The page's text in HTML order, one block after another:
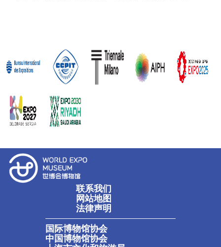
联系我们
网站地图
法律声明
国际博物馆协会
中国博物馆协会